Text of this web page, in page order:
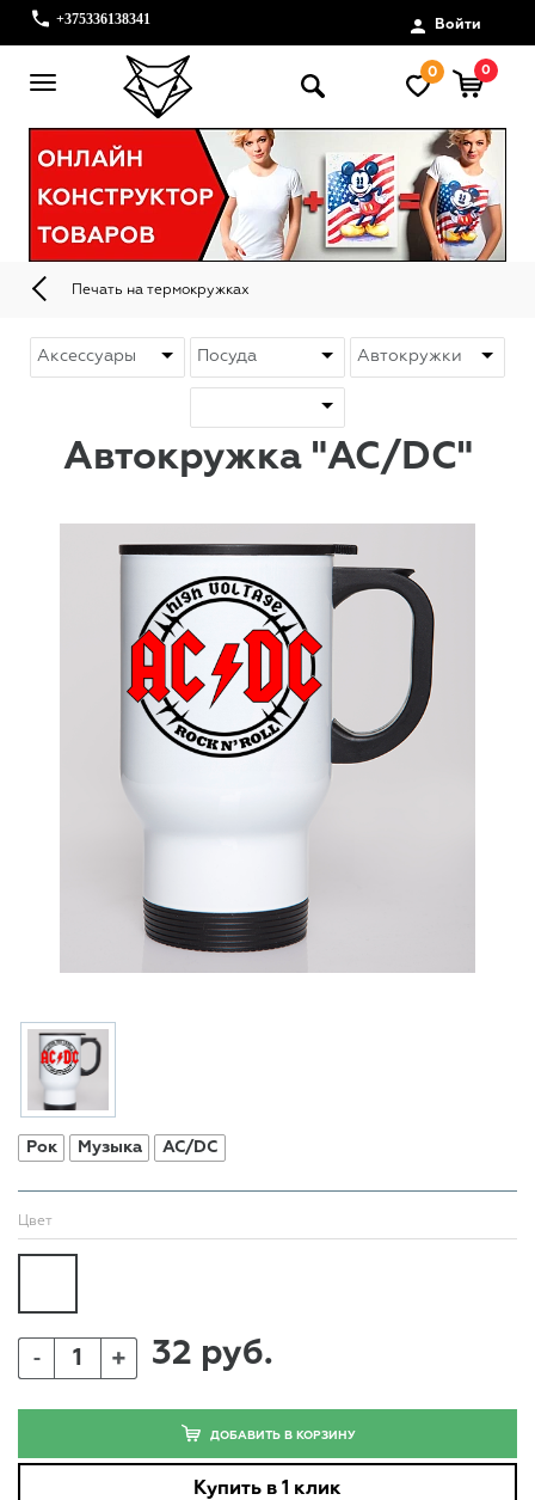
+375336138341 Войти
0 0
Печать на термокружках
Автокружка "AC/DC"
Рок Музыка AC/DC
Цвет
- + 32 руб.
ДОБАВИТЬ В КОРЗИНУ
Купить в 1 клик